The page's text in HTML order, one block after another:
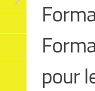
pour